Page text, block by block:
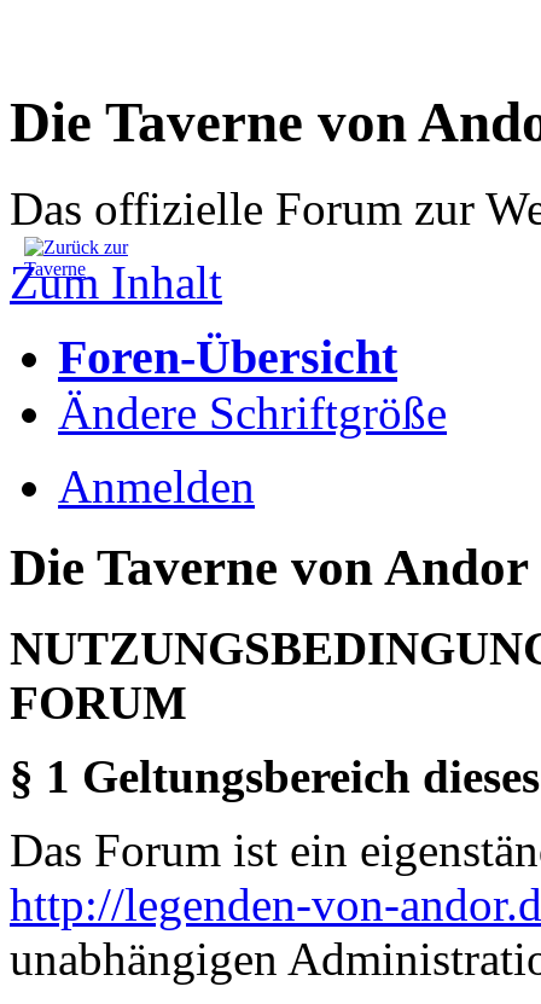
Die Taverne von
Das offizielle Forum zur
Zum Inhalt
Foren-Übersicht
Ändere Schriftgröße
Anmelden
Die Taverne von
FORUM
§ 1 Geltungsbereich
Das Forum ist ein
http://legenden-von-
unabhängigen